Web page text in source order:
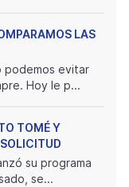
LAS
podemos evitar
Hoy le p...
TOMÉ Y
su programa
se...